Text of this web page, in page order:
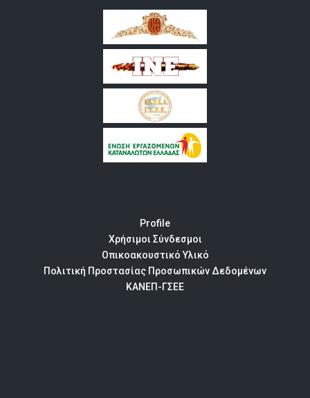
Profile
Χρήσιμοι Σύνδεσμοι
Οπικοακουστικό Υλικό
Πολιτική Προστασίας Προσωπικών Δεδομένων
ΚΑΝΕΠ-ΓΣΕΕ